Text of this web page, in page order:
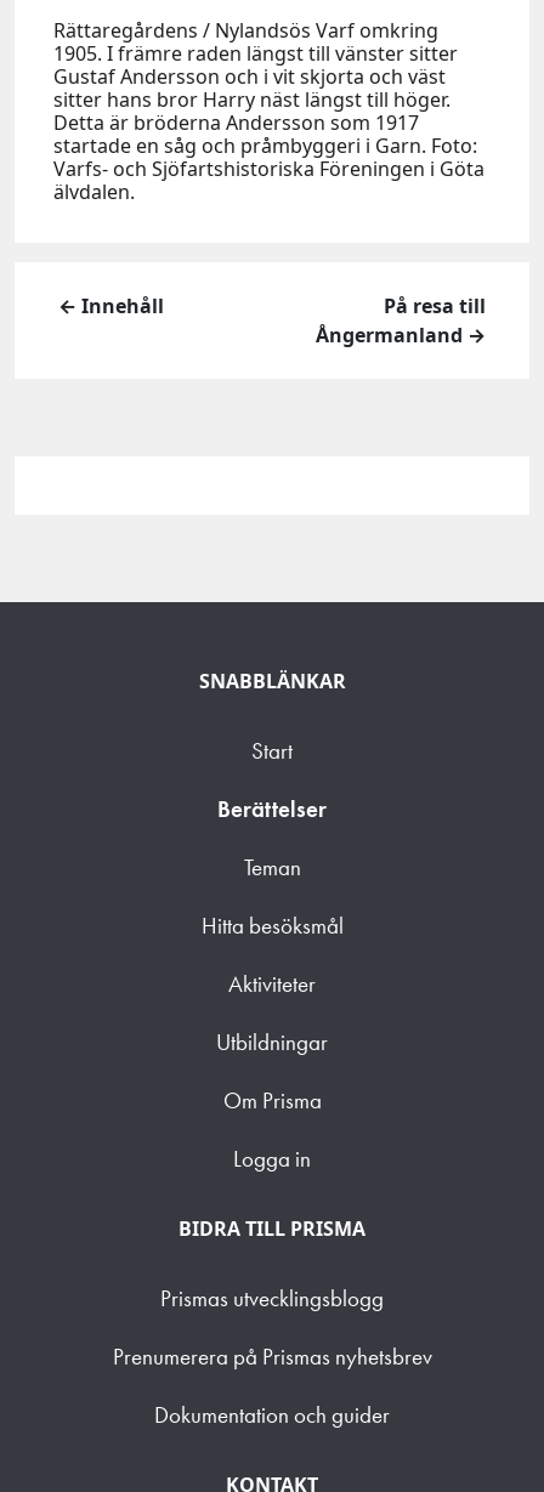
Rättaregårdens / Nylandsös Varf omkring
1905. I främre raden längst till vänster sitter
Gustaf Andersson och i vit skjorta och väst
sitter hans bror Harry näst längst till höger.
Detta är bröderna Andersson som 1917
startade en såg och pråmbyggeri i Garn. Foto:
Varfs- och Sjöfartshistoriska Föreningen i Göta
älvdalen.
← Innehåll
På resa till
Ångermanland →
SNABBLÄNKAR
Start
Berättelser
Teman
Hitta besöksmål
Aktiviteter
Utbildningar
Om Prisma
Logga in
BIDRA TILL PRISMA
Prismas utvecklingsblogg
Prenumerera på Prismas nyhetsbrev
Dokumentation och guider
KONTAKT